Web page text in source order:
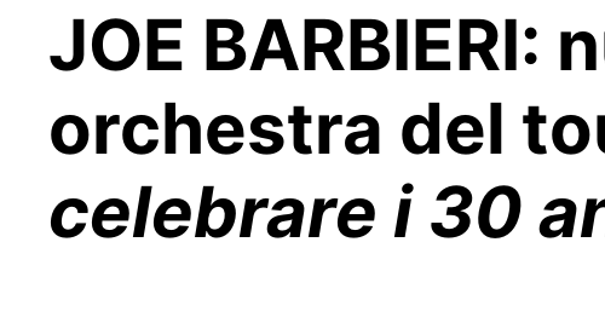
JOE BARBIERI:
orchestra del
celebrare i 30